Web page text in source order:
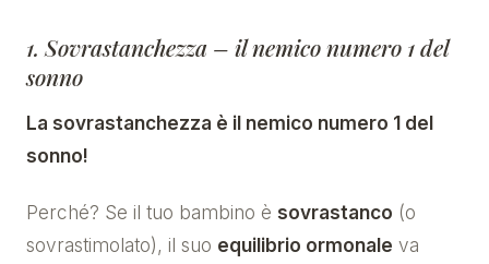
1. Sovrastanchezza – il nemico numero 1 del
sonno
La sovrastanchezza è il nemico numero 1 del
sonno!
Perché? Se il tuo bambino è sovrastanco (o
sovrastimolato), il suo equilibrio ormonale va